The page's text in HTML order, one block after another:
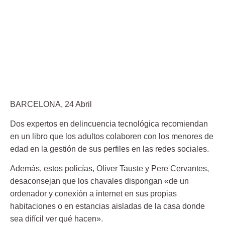
BARCELONA, 24 Abril
Dos expertos en delincuencia tecnológica recomiendan
en un libro que los adultos colaboren con los menores de
edad en la gestión de sus perfiles en las redes sociales.
Además, estos policías, Oliver Tauste y Pere Cervantes,
desaconsejan que los chavales dispongan «de un
ordenador y conexión a internet en sus propias
habitaciones o en estancias aisladas de la casa donde
sea difícil ver qué hacen».